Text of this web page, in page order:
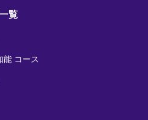
覧
能 コース